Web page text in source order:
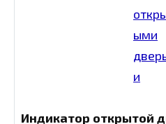
Индикатор открытой